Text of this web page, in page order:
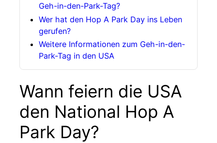
Geh-in-den-Park-Tag?
Wer hat den Hop A Park Day ins Leben
gerufen?
Weitere Informationen zum Geh-in-den-
Park-Tag in den USA
Wann feiern die USA
den National Hop A
Park Day?